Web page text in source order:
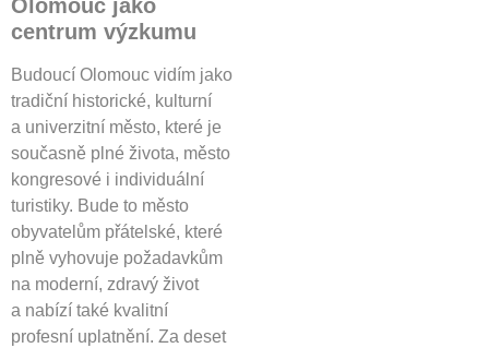
Olomouc jako
centrum výzkumu
Budoucí Olomouc vidím jako
tradiční historické, kulturní
a univerzitní město, které je
současně plné života, město
kongresové i individuální
turistiky. Bude to město
obyvatelům přátelské, které
plně vyhovuje požadavkům
na moderní, zdravý život
a nabízí také kvalitní
profesní uplatnění. Za deset